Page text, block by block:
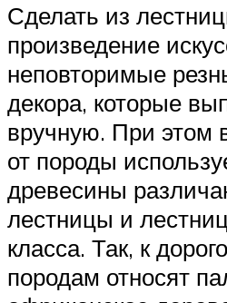
Сделать из
произведение
неповторимые
декора, которые
вручную. При этом
от породы
древесины
лестницы и
класса. Так, к
породам относят